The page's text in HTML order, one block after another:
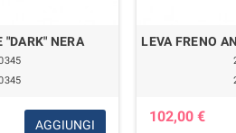
"DARK" NERA
AGGIUNGI
LEVA FRENO
102,00 €